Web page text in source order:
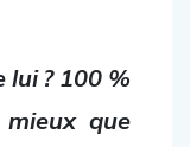
lui ? 100 %
que